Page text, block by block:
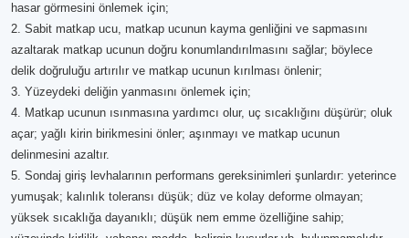
hasar görmesini önlemek için;
2. Sabit matkap ucu, matkap ucunun kayma genliğini ve sapmasını
azaltarak matkap ucunun doğru konumlandırılmasını sağlar; böylece
delik doğruluğu artırılır ve matkap ucunun kırılması önlenir;
3. Yüzeydeki deliğin yanmasını önlemek için;
4. Matkap ucunun ısınmasına yardımcı olur, uç sıcaklığını düşürür; oluk
açar; yağlı kirin birikmesini önler; aşınmayı ve matkap ucunun
delinmesini azaltır.
5. Sondaj giriş levhalarının performans gereksinimleri şunlardır: yeterince
yumuşak; kalınlık toleransı düşük; düz ve kolay deforme olmayan;
yüksek sıcaklığa dayanıklı; düşük nem emme özelliğine sahip;